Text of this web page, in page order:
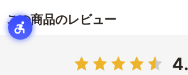
この商品のレビュー